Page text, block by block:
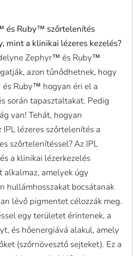
és Ruby™ szőrtelenítés
mint a klinikai lézeres kezelés?
Zephyr™ és Ruby™
azon tűnődhetnek, hogy
Ruby™ hogyan éri el a
során tapasztaltakat. Pedig
van! Tehát, hogyan
lézeres szőrtelenítés a
szőrtelenítéssel? Az IPL
a klinikai lézerkezelés
amelyek úgy
hullámhosszakat bocsátanak
lévő pigmentet célozzák meg.
egy területet érintenek, a
és hőenergiává alakul, amely
(szőrnövesztő sejteket). Ez a